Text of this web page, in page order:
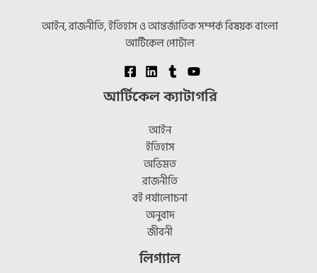
আইন, রাজনীতি, ইতিহাস ও আন্তর্জাতিক সম্পর্ক বিষয়ক বাংলা
আর্টিকেল পোর্টাল
আর্টিকেল ক্যাটাগরি
আইন
ইতিহাস
অভিমত
রাজনীতি
বই পর্যালোচনা
অনুবাদ
জীবনী
লিগ্যাল